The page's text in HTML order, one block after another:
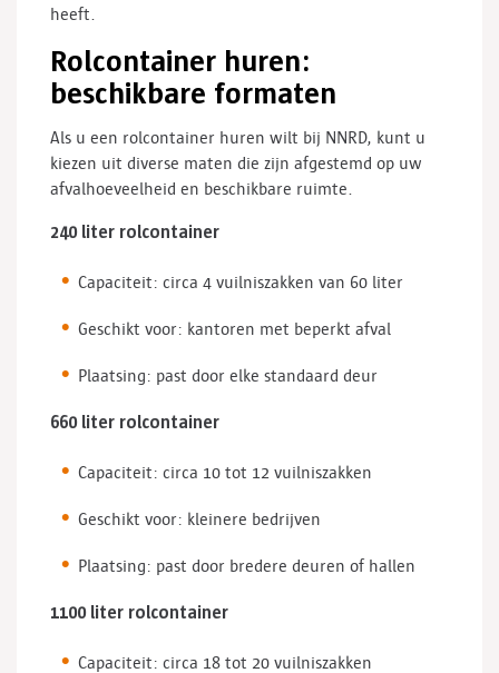
heeft.
Rolcontainer huren:
beschikbare formaten
Als u een rolcontainer huren wilt bij NNRD, kunt u
kiezen uit diverse maten die zijn afgestemd op uw
afvalhoeveelheid en beschikbare ruimte.
240 liter rolcontainer
Capaciteit: circa 4 vuilniszakken van 60 liter
Geschikt voor: kantoren met beperkt afval
Plaatsing: past door elke standaard deur
660 liter rolcontainer
Capaciteit: circa 10 tot 12 vuilniszakken
Geschikt voor: kleinere bedrijven
Plaatsing: past door bredere deuren of hallen
1100 liter rolcontainer
Capaciteit: circa 18 tot 20 vuilniszakken